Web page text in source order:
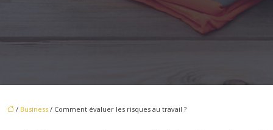
/ Business / Comment évaluer les risques au travail ?